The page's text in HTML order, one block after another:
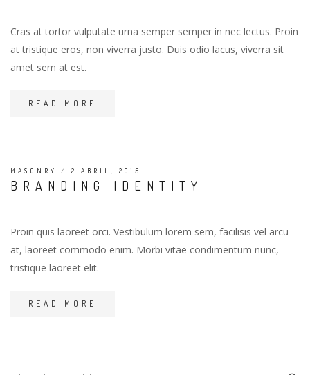
Cras at tortor vulputate urna semper semper in nec lectus. Proin
at tristique eros, non viverra justo. Duis odio lacus, viverra sit
amet sem at est.
READ MORE
MASONRY / 2 ABRIL, 2015
BRANDING IDENTITY
Proin quis laoreet orci. Vestibulum lorem sem, facilisis vel arcu
at, laoreet commodo enim. Morbi vitae condimentum nunc,
tristique laoreet elit.
READ MORE